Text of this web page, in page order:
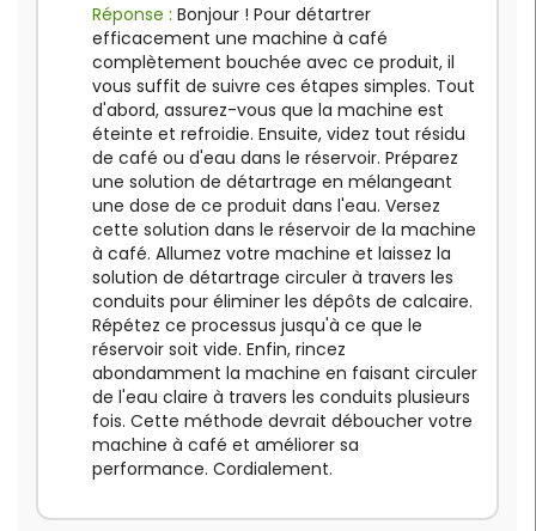
Réponse : Bonjour ! Pour détartrer
efficacement une machine à café
complètement bouchée avec ce produit, il
vous suffit de suivre ces étapes simples. Tout
d'abord, assurez-vous que la machine est
éteinte et refroidie. Ensuite, videz tout résidu
de café ou d'eau dans le réservoir. Préparez
une solution de détartrage en mélangeant
une dose de ce produit dans l'eau. Versez
cette solution dans le réservoir de la machine
à café. Allumez votre machine et laissez la
solution de détartrage circuler à travers les
conduits pour éliminer les dépôts de calcaire.
Répétez ce processus jusqu'à ce que le
réservoir soit vide. Enfin, rincez
abondamment la machine en faisant circuler
de l'eau claire à travers les conduits plusieurs
fois. Cette méthode devrait déboucher votre
machine à café et améliorer sa
performance. Cordialement.